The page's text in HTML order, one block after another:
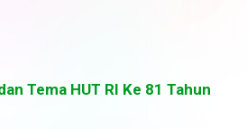
Tema HUT RI Ke 81 Tahun